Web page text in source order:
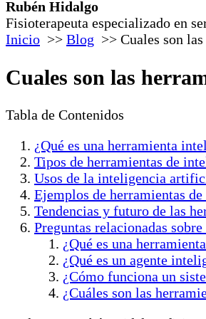
Rubén Hidalgo
Fisioterapeuta especializado en
Inicio
Blog Cuales son
Cuales son las
Tabla de Contenidos
¿Qué es una herramienta
Tipos de herramientas de
Usos de la inteligencia
Ejemplos de herramientas
Tendencias y futuro de las
Preguntas relacionadas
¿Qué es una
¿Qué es un agente
¿Cómo funciona un
¿Cuáles son las